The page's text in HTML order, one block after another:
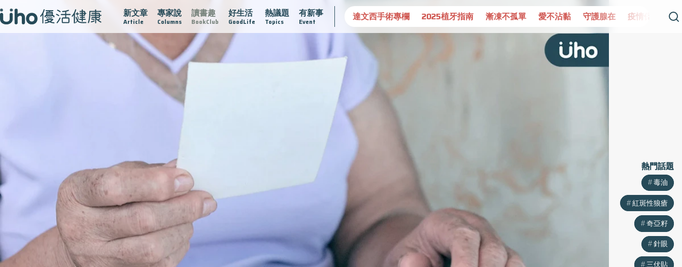
新文章
Article
專家說
Columns
讀書趣
BookClub
好生活
GoodLife
熱議題
Topics
有新事
Event
疫情保衛戰 再生醫學 愛的未來視 認識攝護腺肥大 守護骨骼健康 達文西手術專欄 2025植牙指南 漸凍不孤單 愛不沾黏 守護腺在 疫情保衛戰 再生醫學 愛的
熱門話題
毒油
紅斑性狼瘡
奇亞籽
針眼
三伏貼
熱門話題
毒油
紅斑性狼瘡
奇亞籽
針眼
三伏貼